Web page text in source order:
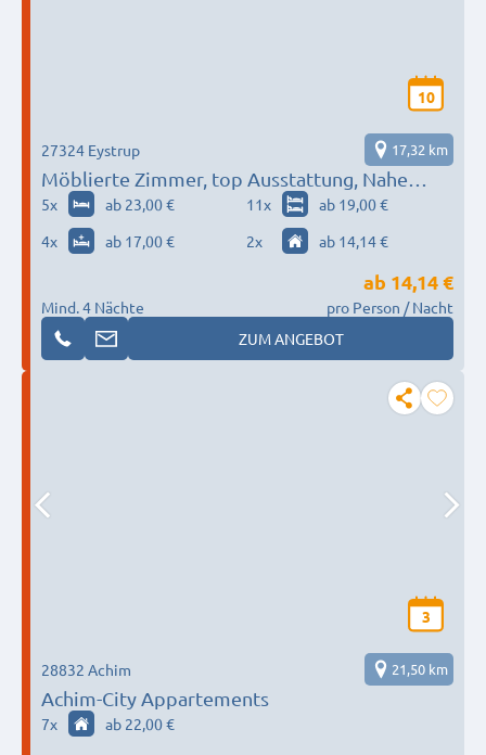
10
Möblierte Zimmer, top Ausstattung, Nahe
Bahnhof
27324 Eystrup 17,32 km
5x ab 23,00 € 11x
ab 19,00 €
4x ab 17,00 € 2x ab 14,14 €
Mind. 4 Nächte
ab 14,14 €
pro Person / Nacht
ZUM ANGEBOT
3
Achim-City Appartements
28832 Achim 21,50 km
7x ab 22,00 €